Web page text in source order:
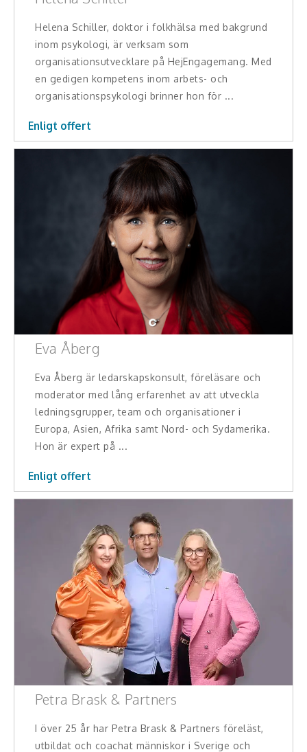
Helena Schiller, doktor i folkhälsa med bakgrund
inom psykologi, är verksam som
organisationsutvecklare på HejEngagemang. Med
en gedigen kompetens inom arbets- och
organisationspsykologi brinner hon för ...
Enligt offert
Eva Åberg
Eva Åberg är ledarskapskonsult, föreläsare och
moderator med lång erfarenhet av att utveckla
ledningsgrupper, team och organisationer i
Europa, Asien, Afrika samt Nord- och Sydamerika.
Hon är expert på ...
Enligt offert
Petra Brask & Partners
I över 25 år har Petra Brask & Partners föreläst,
utbildat och coachat människor i Sverige och